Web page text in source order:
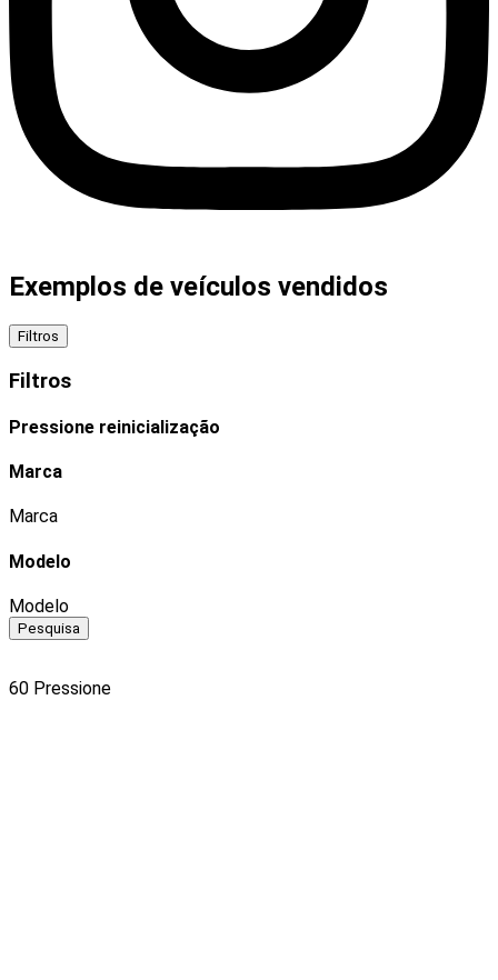
Exemplos de veículos vendidos
Filtros
Filtros
Pressione reinicialização
Marca
Marca
Modelo
Modelo
Pesquisa
60 Pressione